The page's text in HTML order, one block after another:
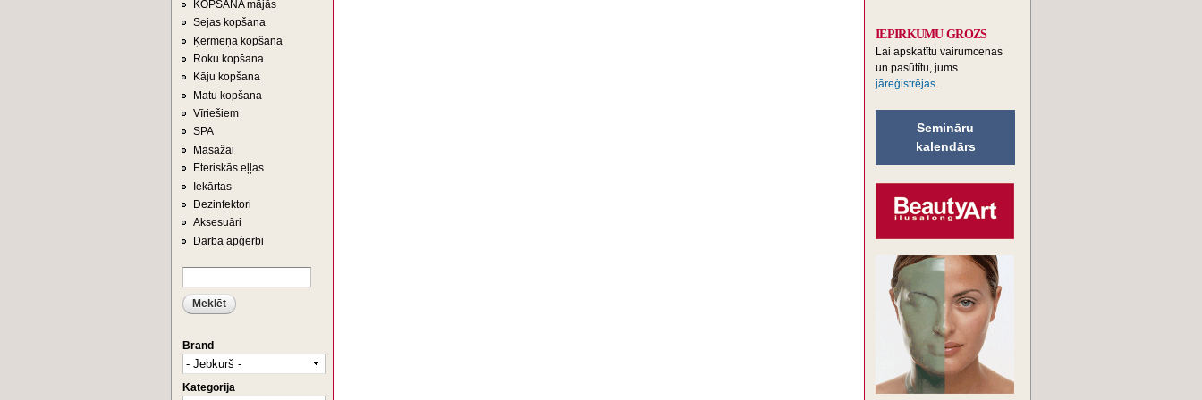
KOPŠANA mājās
Sejas kopšana
Ķermeņa kopšana
Roku kopšana
Kāju kopšana
Matu kopšana
Vīriešiem
SPA
Masāžai
Ēteriskās eļļas
Iekārtas
Dezinfektori
Aksesuāri
Darba apģērbi
Brand
Kategorija
IEPIRKUMU GROZS
Lai apskatītu vairumcenas
un pasūtītu, jums
jāreģistrējas
Semināru
kalendārs